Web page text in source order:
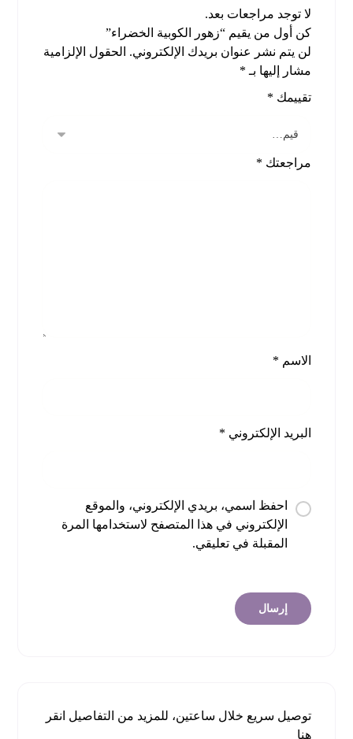
لا توجد مراجعات بعد.
كن أول من يقيم “زهور الكوبية الخضراء”
لن يتم نشر عنوان بريدك الإلكتروني. الحقول الإلزامية
مشار إليها بـ *
تقييمك *
مراجعتك *
الاسم *
البريد الإلكتروني *
احفظ اسمي، بريدي الإلكتروني، والموقع
الإلكتروني في هذا المتصفح لاستخدامها المرة
المقبلة في تعليقي.
توصيل سريع خلال ساعتين، للمزيد من التفاصيل انقر
هنا